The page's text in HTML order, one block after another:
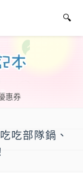
惠券
吃部隊鍋、